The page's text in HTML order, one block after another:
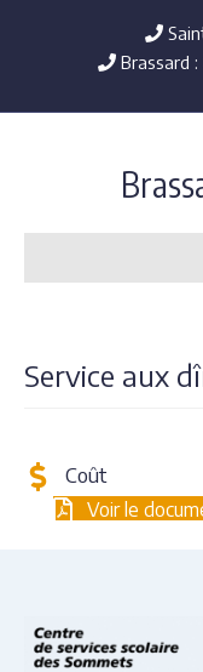
Brassard
Service aux
Coût
Voir le